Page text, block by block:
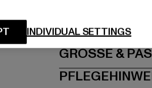
Dr.-Robert-Murjahn-
GRÖSSE
INDIVIDUAL SETTINGS